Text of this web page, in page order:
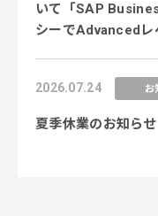
いて「SAP
シーでAdvancedレベルに
域の専門性を強化〜
2026.07.24 お
夏季休業のお知らせ